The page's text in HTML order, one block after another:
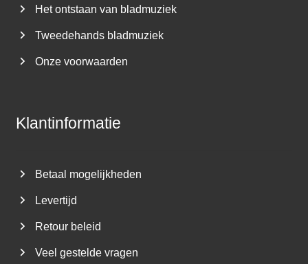
Het ontstaan van bladmuziek
Tweedehands bladmuziek
Onze voorwaarden
Klantinformatie
Betaal mogelijkheden
Levertijd
Retour beleid
Veel gestelde vragen